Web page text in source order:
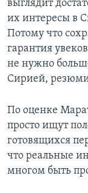
выглядит
их интересы в
Потому что
гарантия
не нужно
Сирией,
По оценке
просто ищут
готовящихся
что реальные
многом быть